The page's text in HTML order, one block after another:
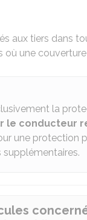
aux tiers dans
où une
la
le conducteur
une protection
supplémentaires.